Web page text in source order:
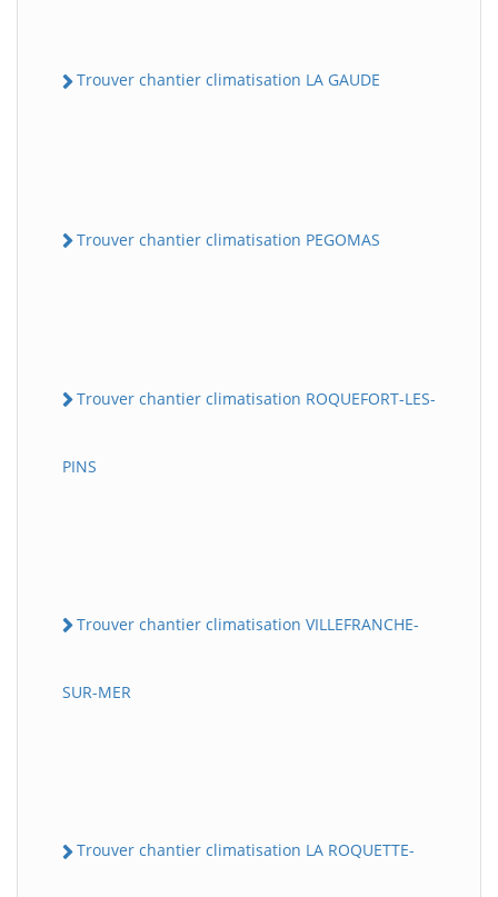
Trouver chantier climatisation LA GAUDE
Trouver chantier climatisation PEGOMAS
Trouver chantier climatisation ROQUEFORT-LES-
PINS
Trouver chantier climatisation VILLEFRANCHE-
SUR-MER
Trouver chantier climatisation LA ROQUETTE-